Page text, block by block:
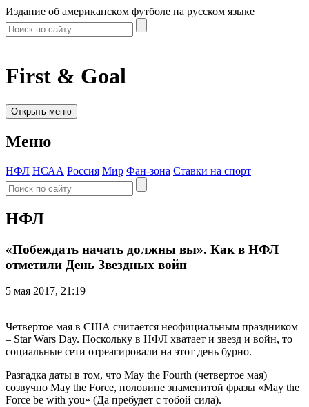
Издание об американском футболе на русском языке
First & Goal
Открыть меню
Меню
НФЛ НСАА Россия Мир Фан-зона Ставки на спорт
НФЛ
«Побеждать начать должны вы». Как в НФЛ
отметили День Звездных войн
5 мая 2017, 21:19
Четвертое мая в США считается неофициальным праздником
– Star Wars Day. Поскольку в НФЛ хватает и звезд и войн, то
социальные сети отреагировали на этот день бурно.
Разгадка даты в том, что May the Fourth (четвертое мая)
созвучно May the Force, половине знаменитой фразы «May the
Force be with you» (Да пребудет с тобой сила).